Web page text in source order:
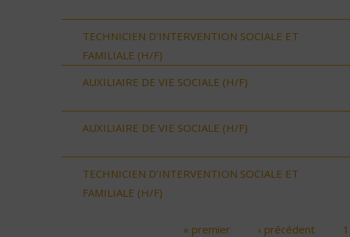
TECHNICIEN D’INTERVENTION SOCIALE ET
FAMILIALE (H/F)
AUXILIAIRE DE VIE SOCIALE (H/F)
AUXILIAIRE DE VIE SOCIALE (H/F)
TECHNICIEN D’INTERVENTION SOCIALE ET
FAMILIALE (H/F)
« premier ‹ précédent 1